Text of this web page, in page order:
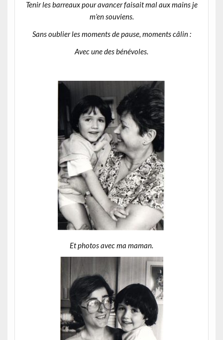
Tenir les barreaux pour avancer faisait mal aux mains je
m’en souviens.
Sans oublier les moments de pause, moments câlin :
Avec une des bénévoles.
Et photos avec ma maman.